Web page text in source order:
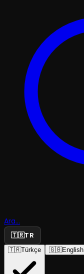
Ara...
🇹🇷TR
🇹🇷Türkçe 🇬🇧English